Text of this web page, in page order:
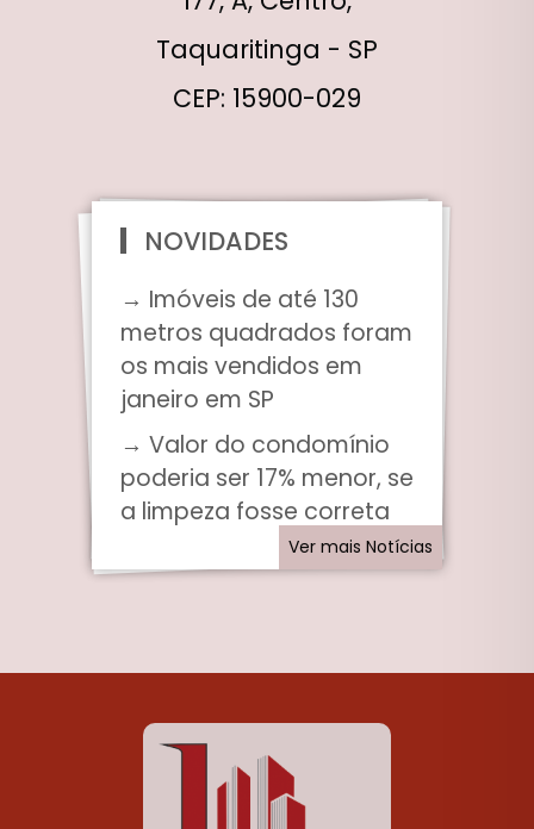
Taquaritinga - SP
CEP: 15900-029
NOVIDADES
→ Imóveis de até 130
metros quadrados foram
os mais vendidos em
janeiro em SP
→ Valor do condomínio
poderia ser 17% menor, se
a limpeza fosse correta
Ver mais Notícias